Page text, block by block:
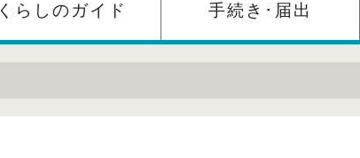
くらしのガイド 手続き･届出